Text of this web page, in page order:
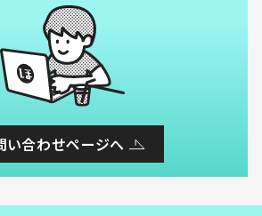
い合わせページへ